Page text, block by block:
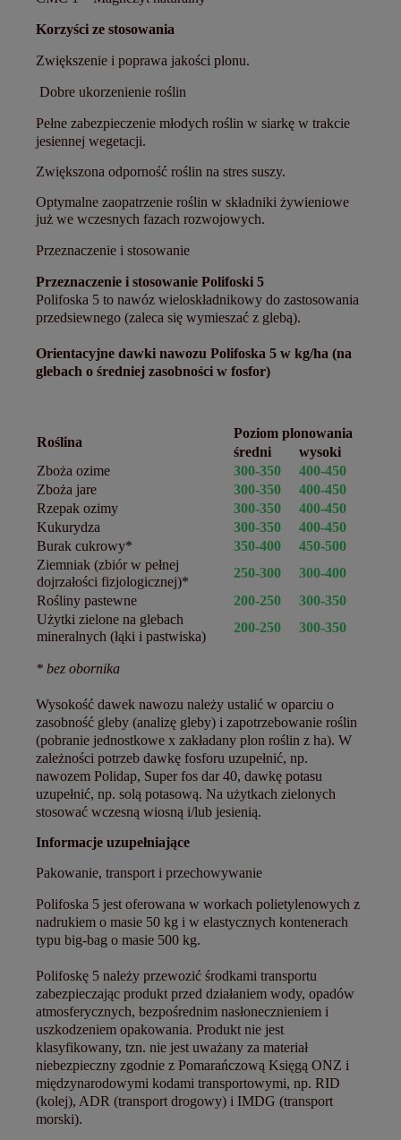
Korzyści ze stosowania
Zwiększenie i poprawa jakości plonu.
Dobre ukorzenienie roślin
Pełne zabezpieczenie młodych roślin w siarkę w trakcie
jesiennej wegetacji.
Zwiększona odporność roślin na stres suszy.
Optymalne zaopatrzenie roślin w składniki żywieniowe
już we wczesnych fazach rozwojowych.
Przeznaczenie i stosowanie
Przeznaczenie i stosowanie Polifoski 5
Polifoska 5 to nawóz wieloskładnikowy do zastosowania
przedsiewnego (zaleca się wymieszać z glebą).
Orientacyjne dawki nawozu Polifoska 5 w kg/ha (na
glebach o średniej zasobności w fosfor)
Roślina
Poziom plonowania
średni
wysoki
Zboża ozime
300-350
400-450
Zboża jare
300-350
400-450
Rzepak ozimy
300-350
400-450
Kukurydza
300-350
400-450
Burak cukrowy*
350-400
450-500
Ziemniak (zbiór w pełnej
dojrzałości fizjologicznej)*
250-300
300-400
Rośliny pastewne
200-250
300-350
Użytki zielone na glebach
mineralnych (łąki i pastwiska)
200-250 300-350
* bez obornika
Wysokość dawek nawozu należy ustalić w oparciu o
zasobność gleby (analizę gleby) i zapotrzebowanie roślin
(pobranie jednostkowe x zakładany plon roślin z ha). W
zależności potrzeb dawkę fosforu uzupełnić, np.
nawozem Polidap, Super fos dar 40, dawkę potasu
uzupełnić, np. solą potasową. Na użytkach zielonych
stosować wczesną wiosną i/lub jesienią.
Informacje uzupełniające
Pakowanie, transport i przechowywanie
Polifoska 5 jest oferowana w workach polietylenowych z
nadrukiem o masie 50 kg i w elastycznych kontenerach
typu big-bag o masie 500 kg.
Polifoskę 5 należy przewozić środkami transportu
zabezpieczając produkt przed działaniem wody, opadów
atmosferycznych, bezpośrednim nasłonecznieniem i
uszkodzeniem opakowania. Produkt nie jest
klasyfikowany, tzn. nie jest uważany za materiał
niebezpieczny zgodnie z Pomarańczową Księgą ONZ i
międzynarodowymi kodami transportowymi, np. RID
(kolej), ADR (transport drogowy) i IMDG (transport
morski).